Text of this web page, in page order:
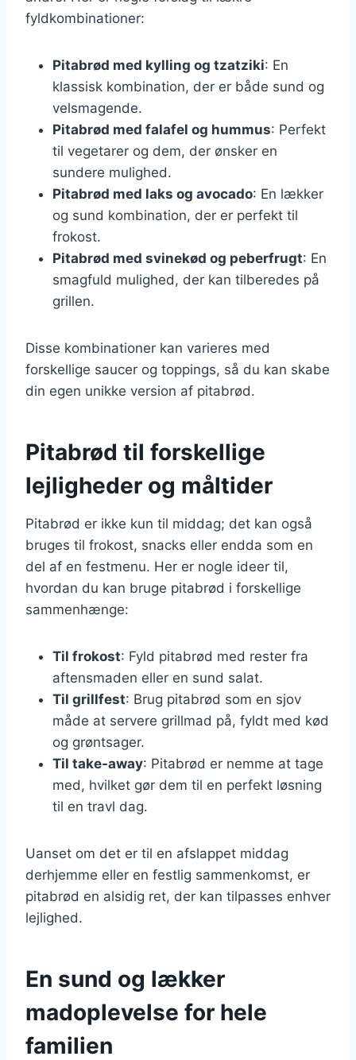
fyldkombinationer:
Pitabrød med kylling og tzatziki: En
klassisk kombination, der er både sund og
velsmagende.
Pitabrød med falafel og hummus: Perfekt
til vegetarer og dem, der ønsker en
sundere mulighed.
Pitabrød med laks og avocado: En lækker
og sund kombination, der er perfekt til
frokost.
Pitabrød med svinekød og peberfrugt: En
smagfuld mulighed, der kan tilberedes på
grillen.
Disse kombinationer kan varieres med
forskellige saucer og toppings, så du kan skabe
din egen unikke version af pitabrød.
Pitabrød til forskellige
lejligheder og måltider
Pitabrød er ikke kun til middag; det kan også
bruges til frokost, snacks eller endda som en
del af en festmenu. Her er nogle ideer til,
hvordan du kan bruge pitabrød i forskellige
sammenhænge:
Til frokost: Fyld pitabrød med rester fra
aftensmaden eller en sund salat.
Til grillfest: Brug pitabrød som en sjov
måde at servere grillmad på, fyldt med kød
og grøntsager.
Til take-away: Pitabrød er nemme at tage
med, hvilket gør dem til en perfekt løsning
til en travl dag.
Uanset om det er til en afslappet middag
derhjemme eller en festlig sammenkomst, er
pitabrød en alsidig ret, der kan tilpasses enhver
lejlighed.
En sund og lækker
madoplevelse for hele
familien